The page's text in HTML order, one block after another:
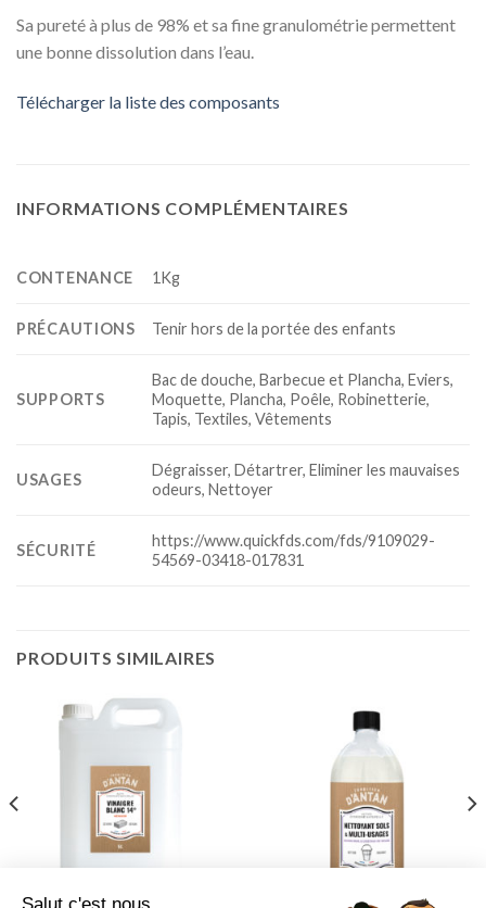
Sa pureté à plus de 98% et sa fine granulométrie permettent
une bonne dissolution dans l’eau.
Télécharger la liste des composants
INFORMATIONS COMPLÉMENTAIRES
CONTENANCE 1Kg
PRÉCAUTIONS Tenir hors de la portée des enfants
SUPPORTS
Bac de douche, Barbecue et Plancha, Eviers,
Moquette, Plancha, Poêle, Robinetterie,
Tapis, Textiles, Vêtements
USAGES
Dégraisser, Détartrer, Eliminer les mauvaises
odeurs, Nettoyer
SÉCURITÉ
https://www.quickfds.com/fds/9109029-
54569-03418-017831
PRODUITS SIMILAIRES
Salut c'est nous...